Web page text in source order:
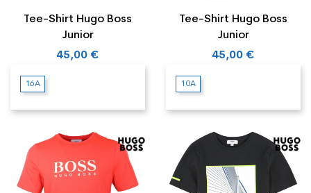
Tee-Shirt Hugo Boss
Junior
45,00 €
16A
Tee-Shirt Hugo Boss
Junior
45,00 €
10A